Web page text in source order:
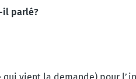
il parlé?